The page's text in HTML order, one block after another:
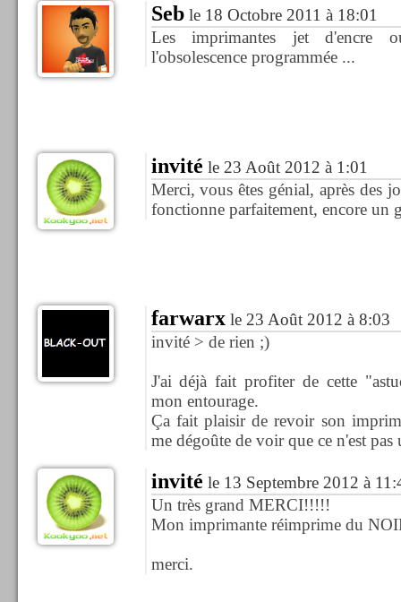
Seble 18 Octobre 2011 à 18:01
Les imprimantes jet d'encre
l'obsolescence programmée ...
invité le 23 Août 2012 à 1:01
Merci, vous êtes génial, après des
fonctionne parfaitement, encore un
farwarxle 23 Août 2012 à 8:03
invité > de rien ;)
J'ai déjà fait profiter de cette
mon entourage.
Ça fait plaisir de revoir son
me dégoûte de voir que ce n'est
invité le 13 Septembre 2012 à
Un très grand MERCI!!!!!
Mon imprimante réimprime du
merci.